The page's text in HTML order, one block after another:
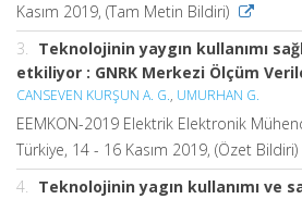
Kasım 2019, (Tam Metin Bildiri)
3. Teknolojinin yaygın kullanımı
etkiliyor : GNRK Merkezi Ölçüm
CANSEVEN KURŞUN A. G., UMURHAN G.
EEMKON-2019 Elektrik Elektronik
Türkiye, 14 - 16 Kasım 2019, (Özet Bildiri)
4. Teknolojinin yagın kullanımı ve